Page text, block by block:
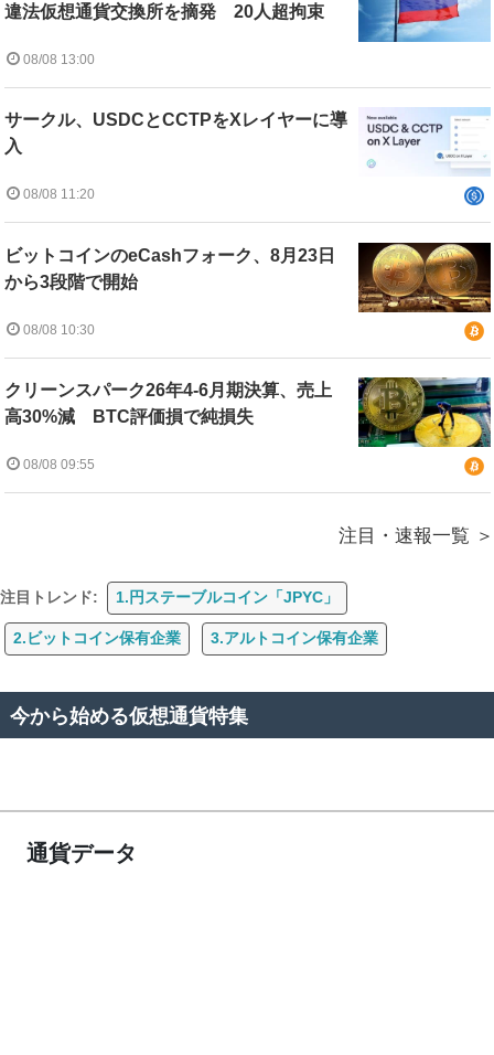
違法仮想通貨交換所を摘発 20人超拘束
08/08 13:00
サークル、USDCとCCTPをXレイヤーに導
入
08/08 11:20
ビットコインのeCashフォーク、8月23日
から3段階で開始
08/08 10:30
クリーンスパーク26年4-6月期決算、売上
高30%減 BTC評価損で純損失
08/08 09:55
注目・速報一覧
注目トレンド: 1.円ステーブルコイン「JPYC」
2.ビットコイン保有企業 3.アルトコイン保有企業
今から始める仮想通貨特集
通貨データ